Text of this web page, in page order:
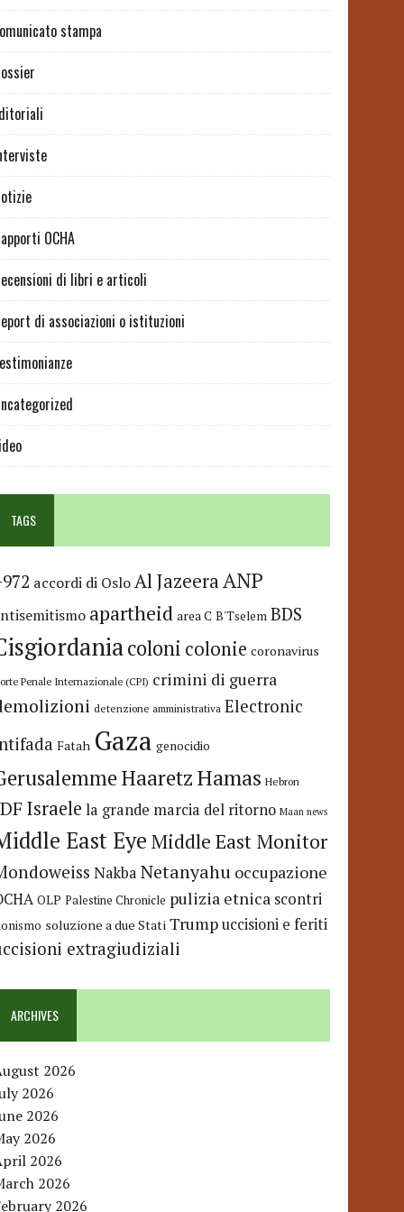
stampa
OCHA
di libri e articoli
di associazioni o istituzioni
TAGS
accordi di OsloAl JazeeraANP
apartheid area C B'Tselem BDS
coloni colonie coronavirus
Penale Internazionale (CPI) crimini di guerra
detenzione amministrativa Electronic
Fatah Gaza genocidio
HaaretzHamas Hebron
Israele la grande marcia del ritorno Maan news
East Eye Middle East Monitor
Nakba Netanyahu occupazione
OLP Palestine Chronicle pulizia etnica scontri
soluzione a due Stati Trumpuccisioni e feriti
extragiudiziali
ARCHIVES
2026
2026
2026
2026
2026
2026
2026